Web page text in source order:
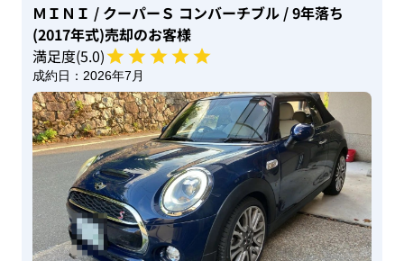
ＭＩＮＩ / クーパーＳ コンバーチブル / 9年落ち
(2017年式)売却のお客様
満足度(5.0)
成約日： 2026年7月